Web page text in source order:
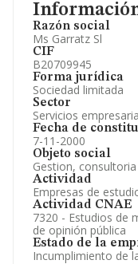
Razón social
Ms Garratz Sl
CIF
B20709945
Forma jurídica
Sociedad limitada
Sector
Servicios
Fecha de
7-11-2000
Objeto social
Gestion,
Actividad
Empresas de
Actividad CNAE
7320 - Estudios de
de opinión pública
Estado de la
Incumplimiento de